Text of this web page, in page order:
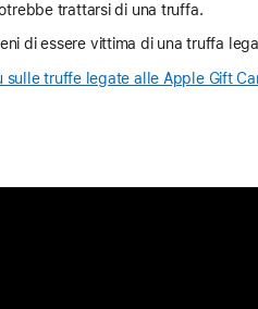
trattarsi di una truffa.
di essere vittima di una truffa
sulle truffe legate alle Apple Gift